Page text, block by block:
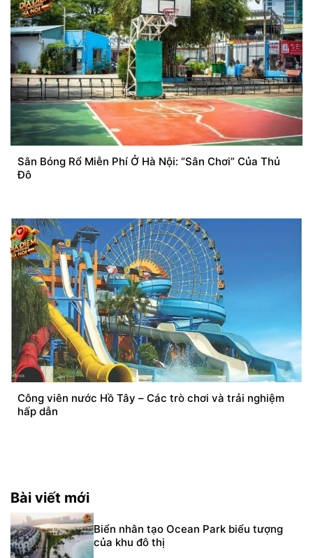
Sân Bóng Rổ Miễn Phí Ở Hà Nội: “Sân Chơi” Của Thủ
Đô
Công viên nước Hồ Tây – Các trò chơi và trải nghiệm
hấp dẫn
Bài viết mới
Biển nhân tạo Ocean Park biểu tượng
của khu đô thị